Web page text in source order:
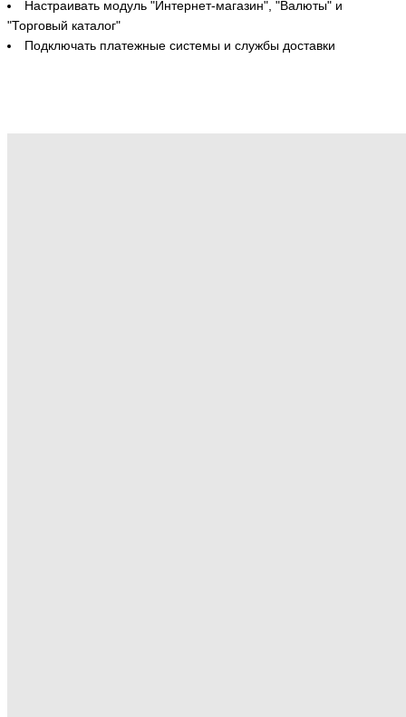
Настраивать модуль "Интернет-магазин", "Валюты" и
"Торговый каталог"
Подключать платежные системы и службы доставки